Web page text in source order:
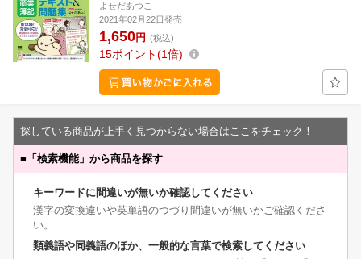
よせだあつこ
2021年02月22日発売
1,650円 (税込)
15ポイント 1倍
探している商品が上手く見つからない場合はここをチェック！
■ 「検索機能」から商品を探す
キーワードに間違いが無いか確認してください
漢字の変換違いや英単語のつづり間違いが無いかご確認くださ
い。
類義語や同義語のほか、一般的な言葉で検索してください